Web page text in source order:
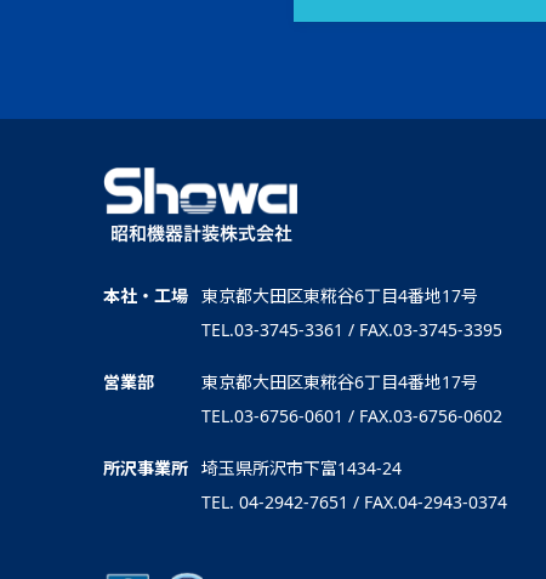
本社・工場
東京都大田区東糀谷6丁目4番地17号
TEL.03-3745-3361 / FAX.03-3745-3395
営業部
東京都大田区東糀谷6丁目4番地17号
TEL.03-6756-0601 / FAX.03-6756-0602
所沢事業所
埼玉県所沢市下富1434-24
TEL. 04-2942-7651 / FAX.04-2943-0374